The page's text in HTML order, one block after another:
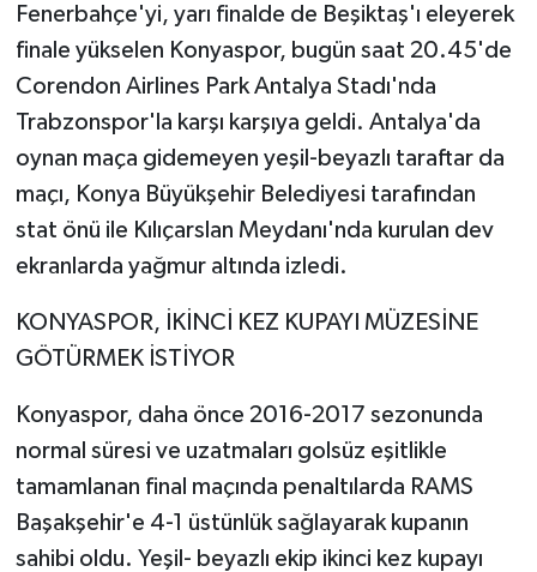
Fenerbahçe'yi, yarı finalde de Beşiktaş'ı eleyerek
finale yükselen Konyaspor, bugün saat 20.45'de
Corendon Airlines Park Antalya Stadı'nda
Trabzonspor'la karşı karşıya geldi. Antalya'da
oynan maça gidemeyen yeşil-beyazlı taraftar da
maçı, Konya Büyükşehir Belediyesi tarafından
stat önü ile Kılıçarslan Meydanı'nda kurulan dev
ekranlarda yağmur altında izledi.
KONYASPOR, İKİNCİ KEZ KUPAYI MÜZESİNE
GÖTÜRMEK İSTİYOR
Konyaspor, daha önce 2016-2017 sezonunda
normal süresi ve uzatmaları golsüz eşitlikle
tamamlanan final maçında penaltılarda RAMS
Başakşehir'e 4-1 üstünlük sağlayarak kupanın
sahibi oldu. Yeşil- beyazlı ekip ikinci kez kupayı